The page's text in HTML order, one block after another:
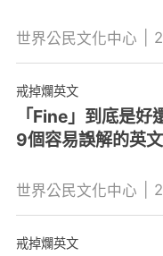
世界公民文化中心
戒掉爛英文
「Fine」到底是好
9個容易誤解的英
世界公民文化中心
戒掉爛英文